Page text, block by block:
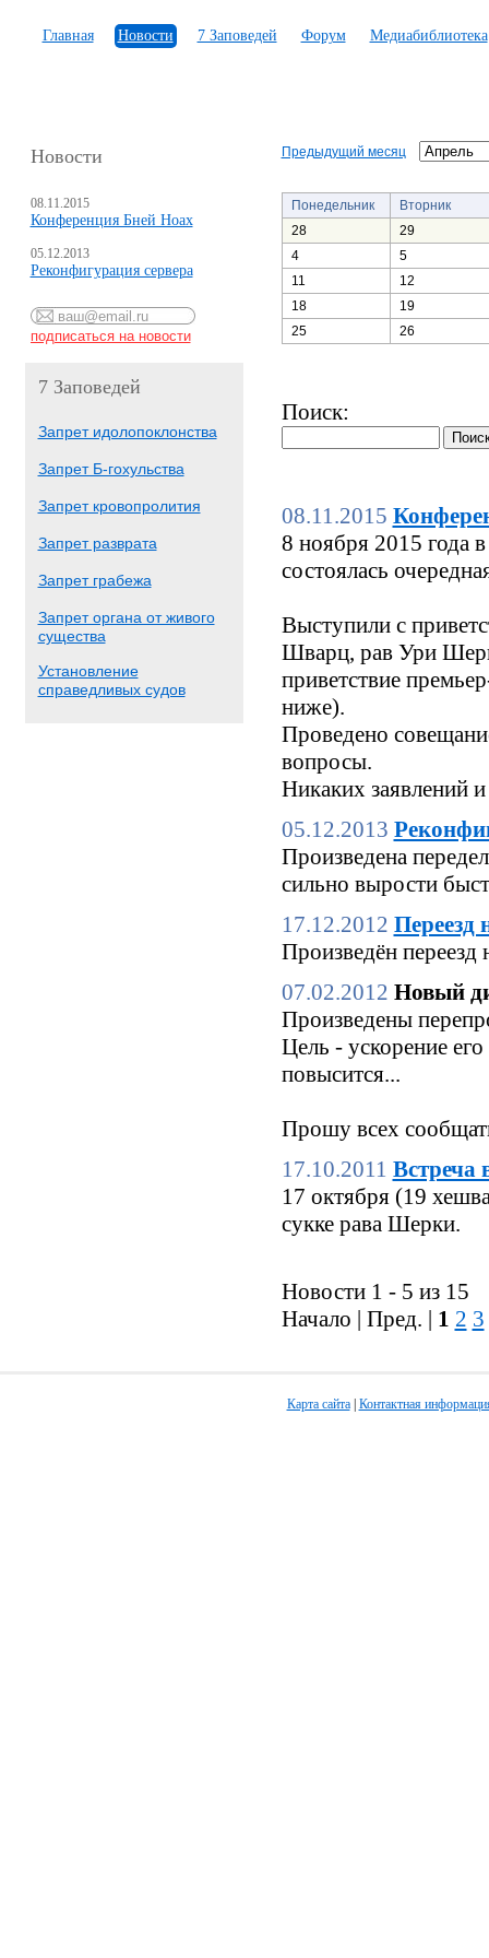
Главная Новости 7 Заповедей Форум Медиабиблиотека
Новости
08.11.2015
Конференция Бней Ноах
05.12.2013
Реконфигурация сервера
7 Заповедей
Запрет идолопоклонства
Запрет Б-гохульства
Запрет кровопролития
Запрет разврата
Запрет грабежа
Запрет органа от живого
существа
Установление
справедливых судов
Предыдущий месяц
Понедельник
Вторник
28
29
4
5
11
12
18
19
25
26
Поиск:
08.11.2015
8 ноября 2015 года
состоялась
Выступили с
Шварц, рав Ури
приветствие
ниже).
Проведено
вопросы.
Никаких заявлений
05.12.2013
Произведена
сильно вырости
17.12.2012 Переезд
Произведён переезд
07.02.2012 Новый
Произведены
Цель - ускорение
повысится...
Прошу всех
17.10.2011 Встреча
17 октября (19
сукке рава Шерки.
Новости 1 - 5 из 15
Начало | Пред. | 1 2 3
Карта сайта| Контактная